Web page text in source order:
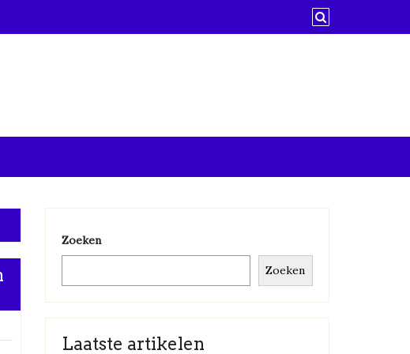
Zoeken
Zoeken
Laatste artikelen